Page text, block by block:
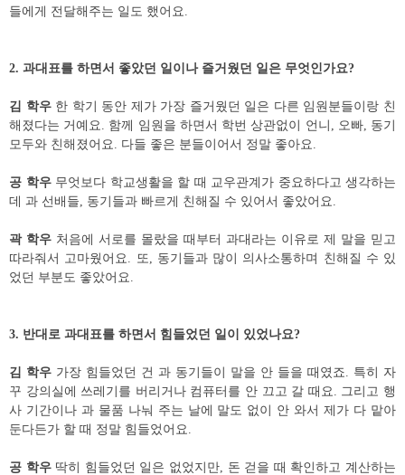
들에게 전달해주는 일도 했어요.
2. 과대표를 하면서 좋았던 일이나 즐거웠던 일은 무엇인가요?
김 학우 한 학기 동안 제가 가장 즐거웠던 일은 다른 임원분들이랑 친
해졌다는 거예요. 함께 임원을 하면서 학번 상관없이 언니 , 오빠, 동기
모두와 친해졌어요. 다들 좋은 분들이어서 정말 좋아요.
공 학우 무엇보다 학교생활을 할 때 교우관계가 중요하다고 생각하는
데 과 선배들, 동기들과 빠르게 친해질 수 있어서 좋았어요.
곽 학우 처음에 서로를 몰랐을 때부터 과대라는 이유로 제 말을 믿고
따라줘서 고마웠어요. 또, 동기들과 많이 의사소통하며 친해질 수 있
었던 부분도 좋았어요.
3. 반대로 과대표를 하면서 힘들었던 일이 있었나요?
김 학우 가장 힘들었던 건 과 동기들이 말을 안 들을 때였죠. 특히 자
꾸 강의실에 쓰레기를 버리거나 컴퓨터를 안 끄고 갈 때요. 그리고 행
사 기간이나 과 물품 나눠 주는 날에 말도 없이 안 와서 제가 다 맡아
둔다든가 할 때 정말 힘들었어요.
공 학우 딱히 힘들었던 일은 없었지만, 돈 걷을 때 확인하고 계산하는